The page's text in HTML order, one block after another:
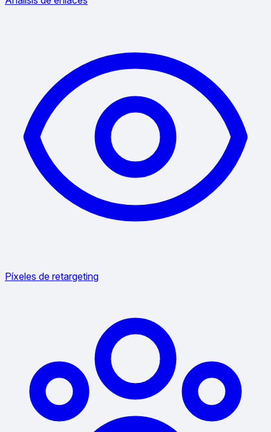
Píxeles de retargeting